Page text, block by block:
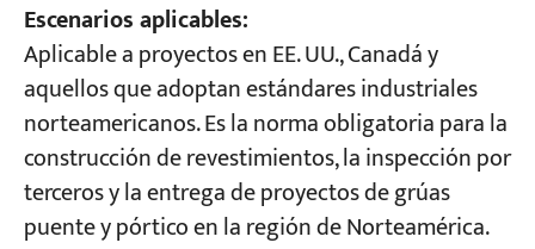
Escenarios aplicables:
Aplicable a proyectos en EE. UU., Canadá y
aquellos que adoptan estándares industriales
norteamericanos. Es la norma obligatoria para la
construcción de revestimientos, la inspección por
terceros y la entrega de proyectos de grúas
puente y pórtico en la región de Norteamérica.